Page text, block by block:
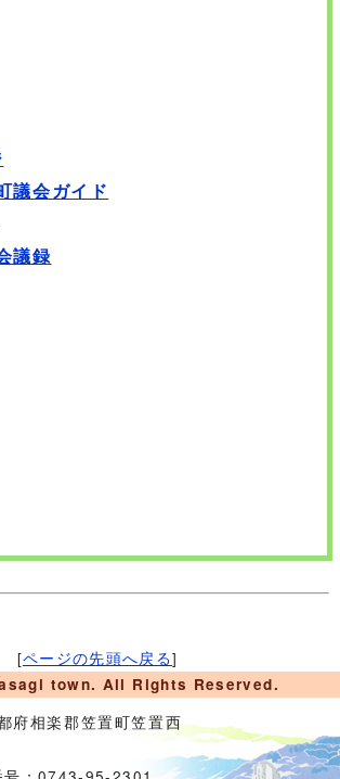
議会ガイド
議録
[ページの先頭へ戻る]
town. All Rights Reserved.
相楽郡笠置町笠置西